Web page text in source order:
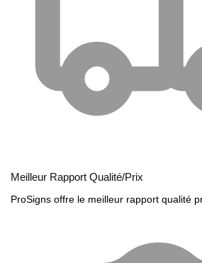
Meilleur Rapport Qualité/Prix
ProSigns offre le meilleur rapport qualité